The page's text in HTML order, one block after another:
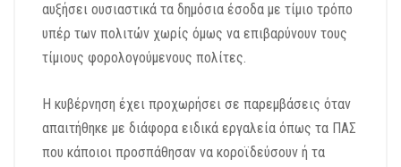
αυξήσει ουσιαστικά τα δημόσια έσοδα με τίμιο τρόπο
υπέρ των πολιτών χωρίς όμως να επιβαρύνουν τους
τίμιους φορολογούμενους πολίτες.
Η κυβέρνηση έχει προχωρήσει σε παρεμβάσεις όταν
απαιτήθηκε με διάφορα ειδικά εργαλεία όπως τα ΠΑΣ
που κάποιοι προσπάθησαν να κοροϊδεύσουν ή τα